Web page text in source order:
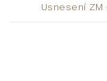
Usnesení ZM